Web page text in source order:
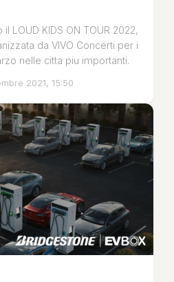
LOUD KIDS ON TOUR 2022,
da VIVO Concerti per i
nelle citta piu importanti.
2021, 15:50